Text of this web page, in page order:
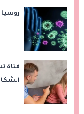
روسيا
فتاة